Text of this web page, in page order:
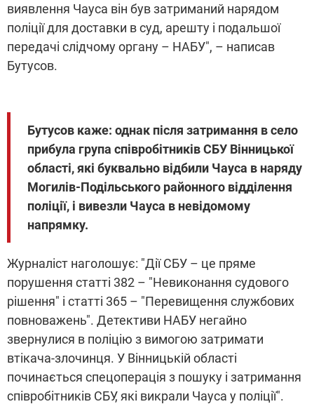
виявлення Чауса він був затриманий нарядом
поліції для доставки в суд, арешту і подальшої
передачі слідчому органу – НАБУ", – написав
Бутусов.
Бутусов каже: однак після затримання в село
прибула група співробітників СБУ Вінницької
області, які буквально відбили Чауса в наряду
Могилів-Подільського районного відділення
поліції, і вивезли Чауса в невідомому
напрямку.
Журналіст наголошує: "Дії СБУ – це пряме
порушення статті 382 – "Невиконання судового
рішення" і статті 365 – "Перевищення службових
повноважень". Детективи НАБУ негайно
звернулися в поліцію з вимогою затримати
втікача-злочинця. У Вінницькій області
починається спецоперація з пошуку і затримання
співробітників СБУ, які викрали Чауса у поліції".